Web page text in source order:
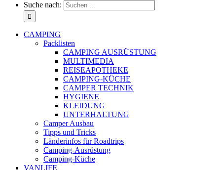
Suche nach:
CAMPING
Packlisten
CAMPING AUSRÜSTUNG
MULTIMEDIA
REISEAPOTHEKE
CAMPING-KÜCHE
CAMPER TECHNIK
HYGIENE
KLEIDUNG
UNTERHALTUNG
Camper Ausbau
Tipps und Tricks
Länderinfos für Roadtrips
Camping-Ausrüstung
Camping-Küche
VANLIFE